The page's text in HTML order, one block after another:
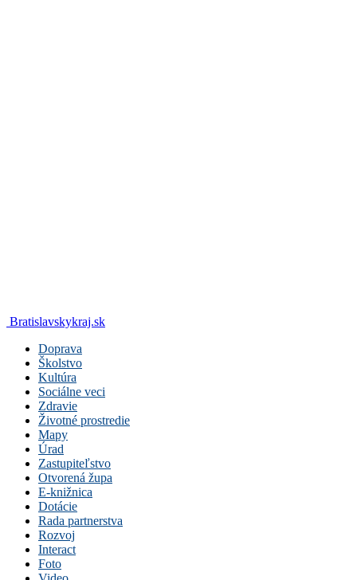
Bratislavskykraj.sk
Doprava
Školstvo
Kultúra
Sociálne veci
Zdravie
Životné prostredie
Mapy
Úrad
Zastupiteľstvo
Otvorená župa
E-knižnica
Dotácie
Rada partnerstva
Rozvoj
Interact
Foto